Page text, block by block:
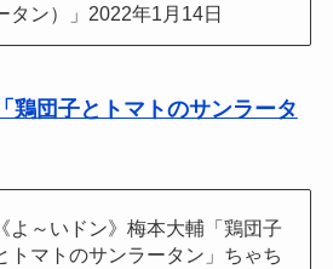
タン）」2022年1月14日
鶏団子とトマトのサンラータ
《よ～いドン》梅本大輔「鶏団子
トマトのサンラータン」ちゃち